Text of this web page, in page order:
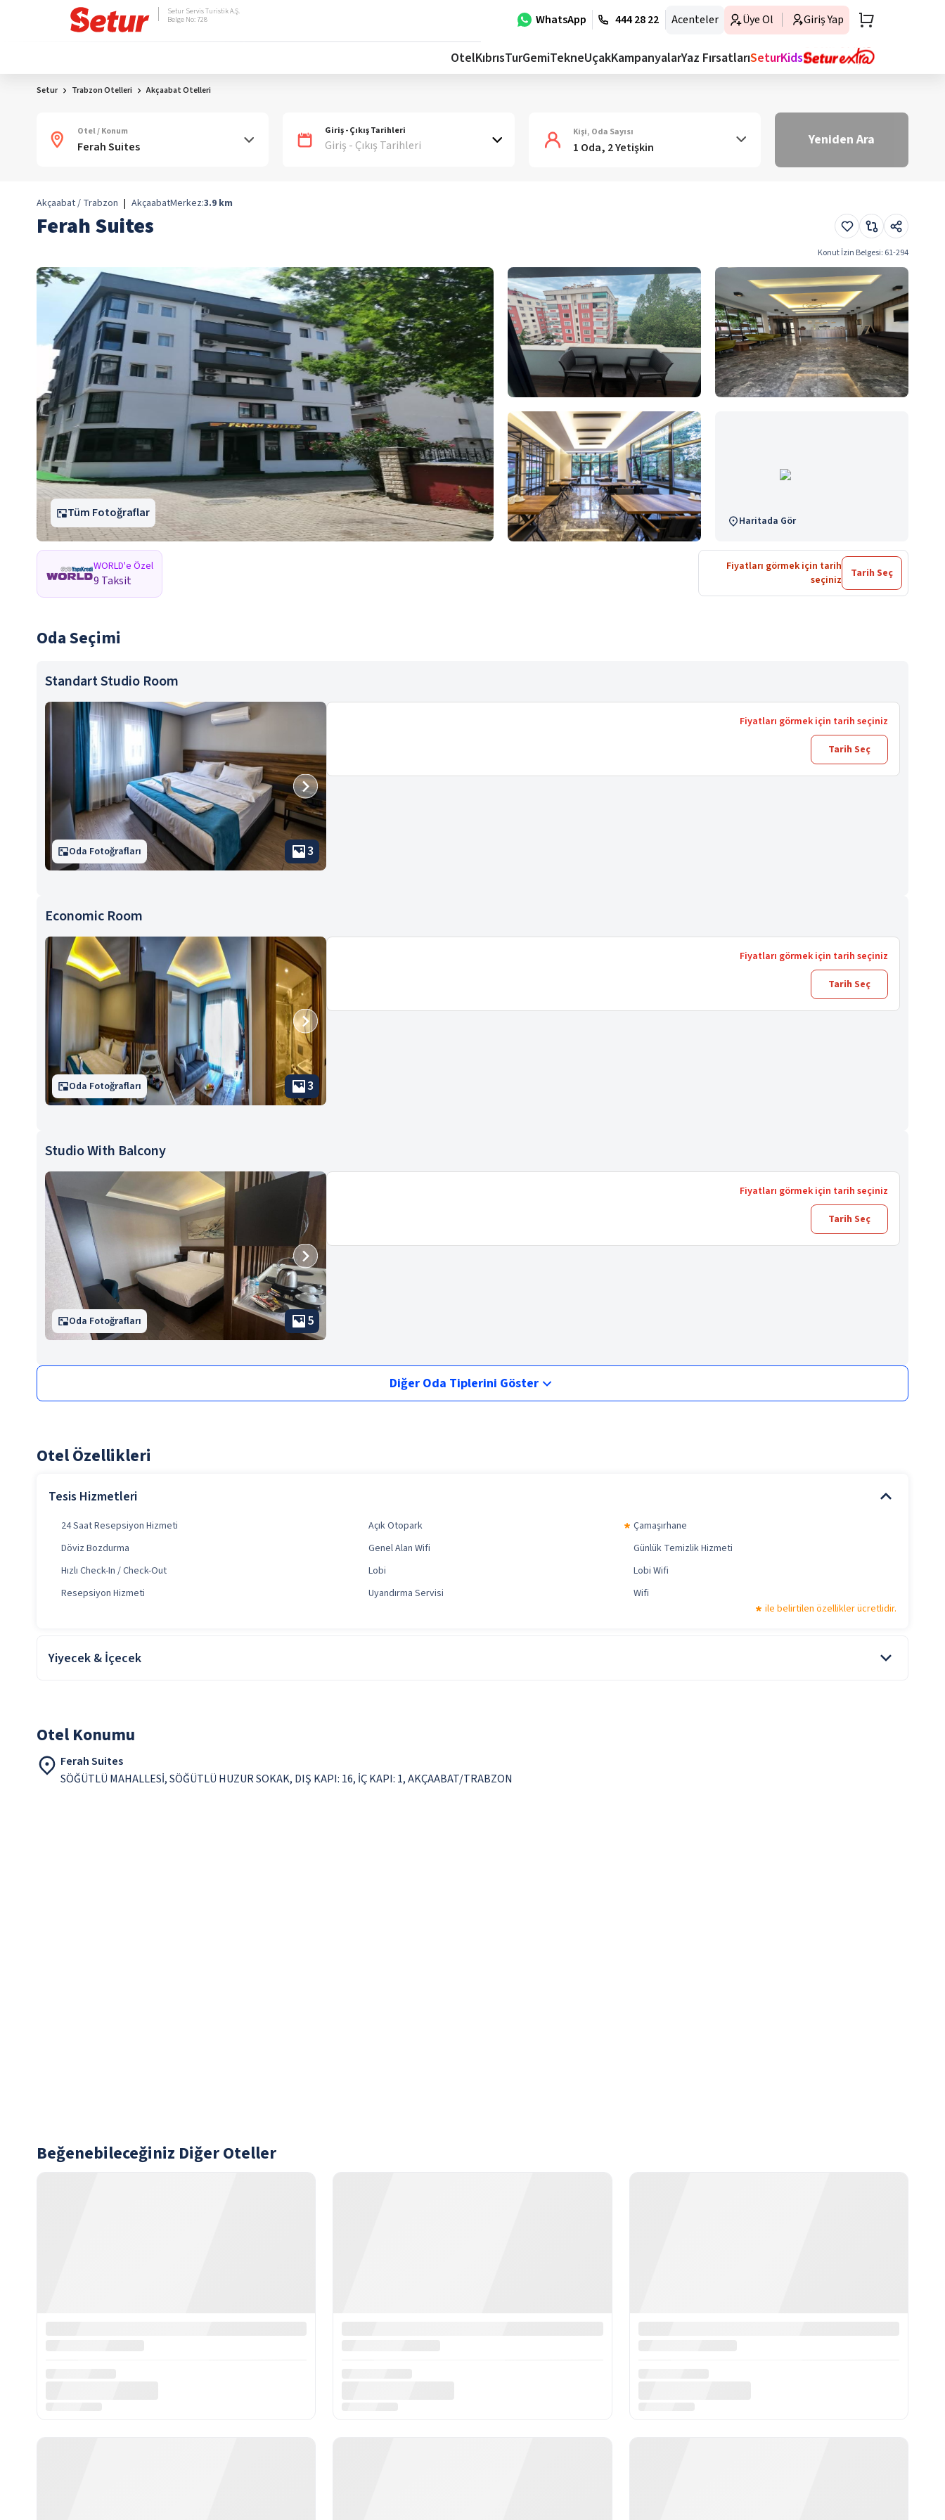
WhatsApp 444 28 22 Acenteler Üye Ol Giriş Yap
Setur Servis Turistik A.Ş.
Belge No: 728
OtelKıbrısTurGemiTekneUçakKampanyalarYaz FırsatlarıSeturKids
Setur Trabzon Otelleri Akçaabat Otelleri
Otel / Konum Giriş - Çıkış Tarihleri
Giriş - Çıkış Tarihleri
Kişi, Oda Sayısı
1 Oda, 2 Yetişkin Yeniden Ara
Akçaabat / Trabzon | AkçaabatMerkez:3.9 km
Ferah Suites
Konut İzin Belgesi: 61-294
Tüm Fotoğraflar
Haritada Gör
WORLD'e Özel
9 Taksit
Fiyatları görmek için tarih
seçiniz
Tarih Seç
Oda Seçimi
Standart Studio Room
Oda Fotoğrafları 3
Fiyatları görmek için tarih seçiniz
Tarih Seç
Economic Room
Oda Fotoğrafları 3
Fiyatları görmek için tarih seçiniz
Tarih Seç
Studio With Balcony
Oda Fotoğrafları 5
Fiyatları görmek için tarih seçiniz
Tarih Seç
Diğer Oda Tiplerini Göster
Otel Özellikleri
Tesis Hizmetleri
24 Saat Resepsiyon Hizmeti Açık Otopark
Çamaşırhane
Döviz Bozdurma
Genel Alan Wifi
Günlük Temizlik Hizmeti
Hızlı Check-In / Check-Out
Lobi
Lobi Wifi
Resepsiyon Hizmeti
Uyandırma Servisi
Wifi
ile belirtilen özellikler ücretlidir.
Yiyecek & İçecek
Türk Kahvesi
Otel Konumu
Ferah Suites
SÖĞÜTLÜ MAHALLESİ, SÖĞÜTLÜ HUZUR SOKAK, DIŞ KAPI: 16, İÇ KAPI: 1, AKÇAABAT/TRABZON
Beğenebileceğiniz Diğer Oteller